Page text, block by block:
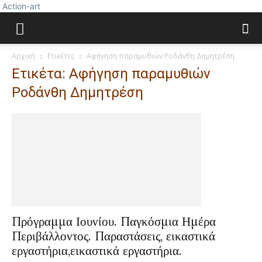
Action-art
Αρχική Ετικέτες Αφήγηση παραμυθιών Ροδάνθη Δημητρέση
Ετικέτα: Αφήγηση παραμυθιών
Ροδάνθη Δημητρέση
Πρόγραμμα Ιουνίου. Παγκόσμια Ημέρα
Περιβάλλοντος. Παραστάσεις, εικαστικά
εργαστήρια,εικαστικά εργαστήρια.